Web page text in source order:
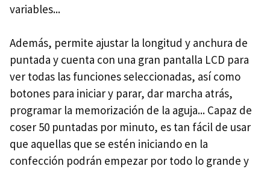
variables...
Además, permite ajustar la longitud y anchura de
puntada y cuenta con una gran pantalla LCD para
ver todas las funciones seleccionadas, así como
botones para iniciar y parar, dar marcha atrás,
programar la memorización de la aguja... Capaz de
coser 50 puntadas por minuto, es tan fácil de usar
que aquellas que se estén iniciando en la
confección podrán empezar por todo lo grande y